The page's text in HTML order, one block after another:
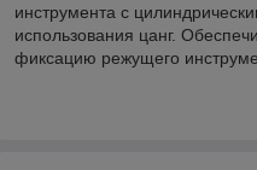
инструмента с
использования цанг.
фиксацию режущего